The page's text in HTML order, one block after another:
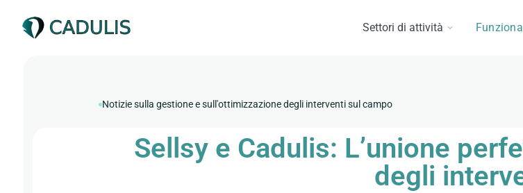
Settori di attività
Notizie sulla gestione e sull'ottimizzazione degli interventi sul campo
Sellsy e Cadulis: L’unione
degli